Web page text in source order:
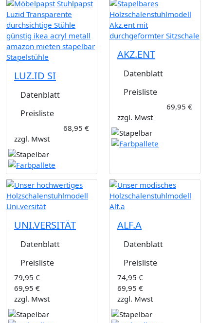
LUZ.ID SI
Datenblatt
Preisliste
68,95 €
zzgl. Mwst
AKZ.ENT
Datenblatt
Preisliste
69,95 €
zzgl. Mwst
UNI.VERSITÄT
Datenblatt
Preisliste
79,95 €
69,95 €
zzgl. Mwst
ALF.A
Datenblatt
Preisliste
74,95 €
69,95 €
zzgl. Mwst